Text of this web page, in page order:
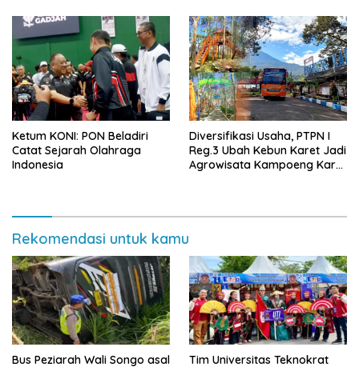
Ketum KONI: PON Beladiri
Catat Sejarah Olahraga
Indonesia
Diversifikasi Usaha, PTPN I
Reg.3 Ubah Kebun Karet Jadi
Agrowisata Kampoeng Karet
Rekomendasi untuk kamu
Bus Peziarah Wali Songo asal
Tim Universitas Teknokrat